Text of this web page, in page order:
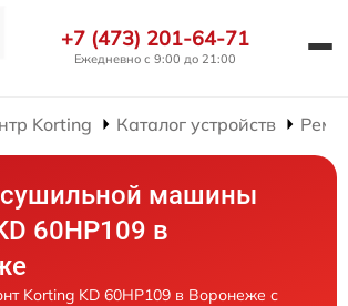
+7 (473) 201-64-71
Ежедневно с 9:00 до 21:00
Korting Каталог устройств
машины
60HP109 в
Korting KD 60HP109 в Воронеже с